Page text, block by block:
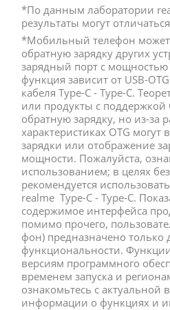
*Мобильный телефон может
обратную зарядку других
зарядный порт с мощностью
функция зависит от USB-
кабеля Type-C - Type-C.
или продукты с поддержкой
обратную зарядку, но из-за
характеристиках OTG могут
зарядки или отображение
мощности. Пожалуйста,
использованием; в целях
рекомендуется
realme  Type-C - Type-C.
содержимое интерфейса
помимо прочего,
фон) предназначено только
функциональности.
версиям программного
временем запуска и
ознакомьтесь с актуальной
информации о функциях и
*По данным лаборатории
результаты могут отличаться